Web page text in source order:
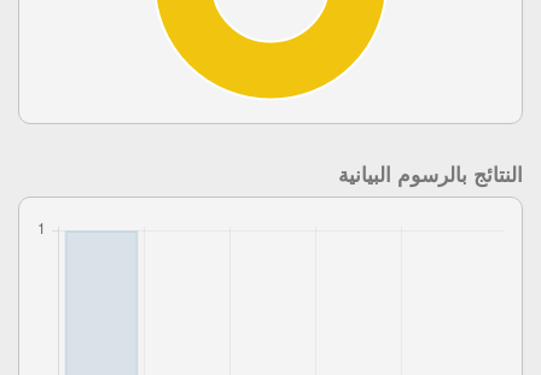
النتائج بالرسوم البيانية